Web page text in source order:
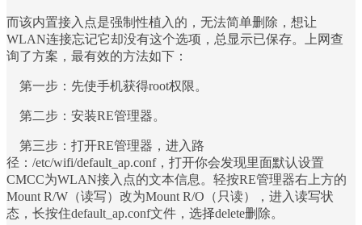
而该内置接入点是强制性植入的，无法简单删除，想让
WLAN连接忘记它却没有这个选项，总显示已保存。上网查
询了方案，最有效的方法如下：
第一步：先使手机获得root权限。
第二步：安装RE管理器。
第三步：打开RE管理器，进入路
径：/etc/wifi/default_ap.conf，打开你会发现里面默认设置
CMCC为WLAN接入点的文本信息。轻按RE管理器右上方的
Mount R/W（读写）改为Mount R/O（只读），进入读写状
态，长按住default_ap.conf文件，选择delete删除。